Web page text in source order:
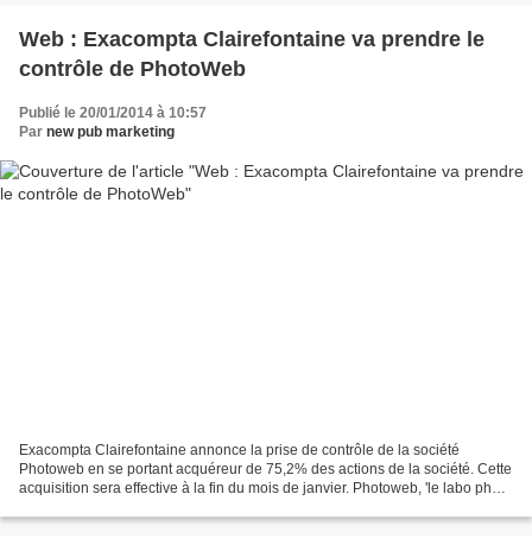
Web : Exacompta Clairefontaine va prendre le
contrôle de PhotoWeb
Publié le 20/01/2014 à 10:57
Par new pub marketing
Exacompta Clairefontaine annonce la prise de contrôle de la société
Photoweb en se portant acquéreur de 75,2% des actions de la société. Cette
acquisition sera effective à la fin du mois de janvier. Photoweb, 'le labo photo